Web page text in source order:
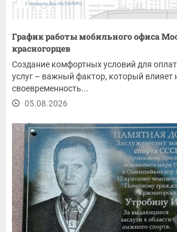
График работы мобильного офиса
красногорцев
Создание комфортных условий для
услуг – важный фактор, который влияет
своевременность...
05.08.2026